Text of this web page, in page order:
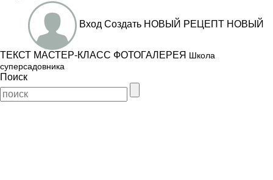
Вход Создать НОВЫЙ РЕЦЕПТ НОВЫЙ
ТЕКСТ МАСТЕР-КЛАСС ФОТОГАЛЕРЕЯ Школа
суперсадовника
Поиск